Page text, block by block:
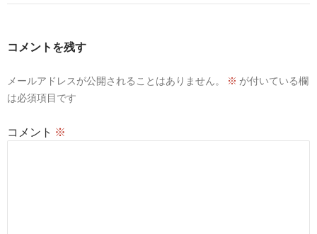
ゲ
ョ
コメントを残す
メールアドレスが公開されることはありません。 ※ が付いている欄
は必須項目です
コメント ※